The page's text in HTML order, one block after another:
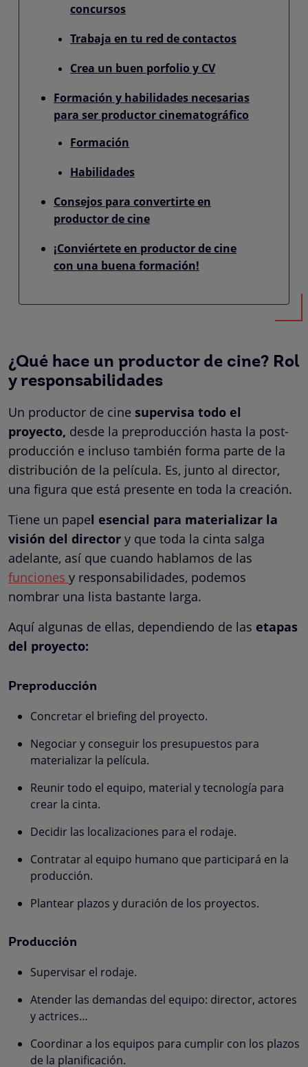
concursos
Trabaja en tu red de contactos
Crea un buen porfolio y CV
Formación y habilidades necesarias
para ser productor cinematográfico
Formación
Habilidades
Consejos para convertirte en
productor de cine
¡Conviértete en productor de cine
con una buena formación!
¿Qué hace un productor de cine? Rol
y responsabilidades
Un productor de cine supervisa todo el
proyecto, desde la preproducción hasta la post-
producción e incluso también forma parte de la
distribución de la película. Es, junto al director,
una figura que está presente en toda la creación.
Tiene un papel esencial para materializar la
visión del director y que toda la cinta salga
adelante, así que cuando hablamos de las
funciones y responsabilidades, podemos
nombrar una lista bastante larga.
Aquí algunas de ellas, dependiendo de las etapas
del proyecto:
Preproducción
Concretar el briefing del proyecto.
Negociar y conseguir los presupuestos para
materializar la película.
Reunir todo el equipo, material y tecnología para
crear la cinta.
Decidir las localizaciones para el rodaje.
Contratar al equipo humano que participará en la
producción.
Plantear plazos y duración de los proyectos.
Producción
Supervisar el rodaje.
Atender las demandas del equipo: director, actores
y actrices…
Coordinar a los equipos para cumplir con los plazos
de la planificación.